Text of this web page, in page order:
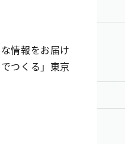
情報をお届け
つくる」東京